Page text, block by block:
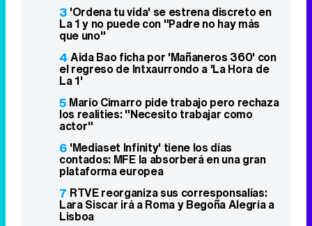
3 'Ordena tu vida' se estrena discreto en
La 1 y no puede con "Padre no hay más
que uno"
4Aida Bao ficha por 'Mañaneros 360' con
el regreso de Intxaurrondo a 'La Hora de
La 1'
5 Mario Cimarro pide trabajo pero rechaza
los realities: "Necesito trabajar como
actor"
6 'Mediaset Infinity' tiene los días
contados: MFE la absorberá en una gran
plataforma europea
7 RTVE reorganiza sus corresponsalías:
Lara Siscar irá a Roma y Begoña Alegría a
Lisboa